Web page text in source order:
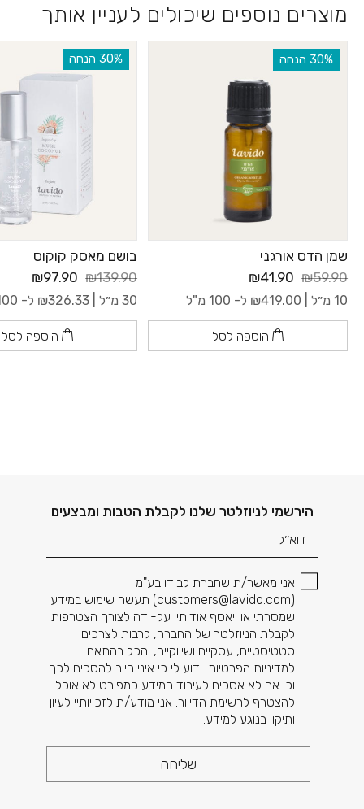
מוצרים נוספים שיכולים לעניין אותך
‫30% הנחה
שמן הדס אורגני
₪59.90
₪41.90
10 מ״ל | ₪419.00 ל- 100 מ"ל
הוספה לסל
‫30% הנחה
בושם מאסק קוקוס
₪139.90
₪97.90
30 מ״ל | ₪326.33 ל- 100 מ"ל
הוספה לסל
הירשמי לניוזלטר שלנו לקבלת הטבות ומבצעים
דוא׳׳ל
אני מאשר/ת שחברת לבידו בע"מ
(
customers@lavido.com) תעשה שימוש במידע
שמסרתי או ייאסף אודותיי על-ידה לצורך הצטרפותי
לקבלת הניוזלטר של החברה, לרבות לצרכים
סטטיסטיים, עסקיים ושיווקיים, והכל בהתאם
למדיניות הפרטיות. ידוע לי כי איני חייב להסכים לכך
וכי אם לא אסכים לעיבוד המידע כמפורט לא אוכל
להצטרף לרשימת הדיוור. אני מודע/ת לזכויותיי לעיון
ותיקון בנוגע למידע.
שליחה